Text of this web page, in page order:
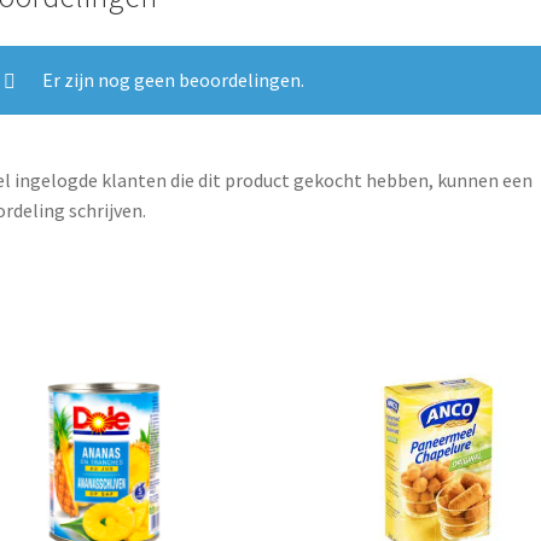
Er zijn nog geen beoordelingen.
ingelogde klanten die dit product gekocht hebben, kunnen een
schrijven.